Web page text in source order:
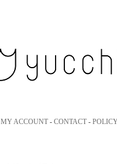
MY ACCOUNT - CONTACT - POLICY